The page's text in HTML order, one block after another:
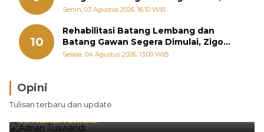
Warga Khawatir Bencana Terulang
Senin, 03 Agustus 2026, 16:10 WIB
10
Rehabilitasi Batang Lembang dan
Batang Gawan Segera Dimulai, Zigo
Rolanda Pastikan Proyek Berjalan
Selasa, 04 Agustus 2026, 13:00 WIB
Opini
Tulisan terbaru dan update
Brasil Lebih Diunggulkan, tetapi Jepang Selalu
Punya Cara Membuat Kejutan
Oleh:Adrian Tuswandi